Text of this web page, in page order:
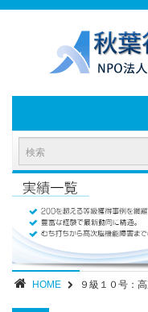
HOME
お知らせと業務日誌
認定実績
- 後遺障害等級認定
- 後遺障害等級認定
HOME ９級１０号：